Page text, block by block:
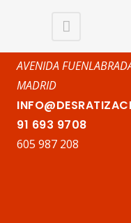
AVENIDA
MADRID
91 693 9708
605 987 208